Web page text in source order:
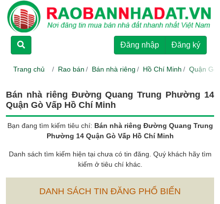
Đăng nhập Đăng ký
Trang chủ Rao bán Bán nhà riêng Hồ Chí Minh Quận Gò
Bán nhà riêng Đường Quang Trung Phường 14
Quận Gò Vấp Hồ Chí Minh
Bạn đang tìm kiếm tiêu chí: Bán nhà riêng Đường Quang Trung
Phường 14 Quận Gò Vấp Hồ Chí Minh
Danh sách tìm kiếm hiện tại chưa có tin đăng. Quý khách hãy tìm
kiếm ở tiêu chí khác.
DANH SÁCH TIN ĐĂNG PHỔ BIẾN
TRANG CHỦ
CHO THUÊ
LIÊN HỆ